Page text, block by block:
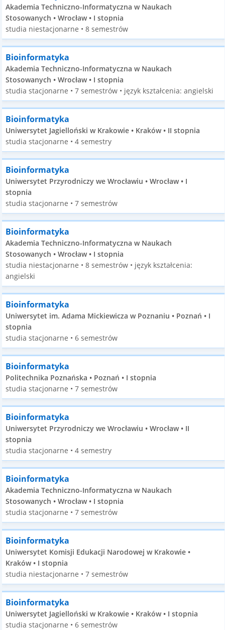
Akademia Techniczno-Informatyczna w Naukach
Stosowanych • Wrocław • I stopnia
studia niestacjonarne • 8 semestrów
Bioinformatyka
Akademia Techniczno-Informatyczna w Naukach
Stosowanych • Wrocław • I stopnia
studia stacjonarne • 7 semestrów • język kształcenia: angielski
Bioinformatyka
Uniwersytet Jagielloński w Krakowie • Kraków • II stopnia
studia stacjonarne • 4 semestry
Bioinformatyka
Uniwersytet Przyrodniczy we Wrocławiu • Wrocław • I
stopnia
studia stacjonarne • 7 semestrów
Bioinformatyka
Akademia Techniczno-Informatyczna w Naukach
Stosowanych • Wrocław • I stopnia
studia niestacjonarne • 8 semestrów • język kształcenia:
angielski
Bioinformatyka
Uniwersytet im. Adama Mickiewicza w Poznaniu • Poznań • I
stopnia
studia stacjonarne • 6 semestrów
Bioinformatyka
Politechnika Poznańska • Poznań • I stopnia
studia stacjonarne • 7 semestrów
Bioinformatyka
Uniwersytet Przyrodniczy we Wrocławiu • Wrocław • II
stopnia
studia stacjonarne • 4 semestry
Bioinformatyka
Akademia Techniczno-Informatyczna w Naukach
Stosowanych • Wrocław • I stopnia
studia stacjonarne • 7 semestrów
Bioinformatyka
Uniwersytet Komisji Edukacji Narodowej w Krakowie •
Kraków • I stopnia
studia niestacjonarne • 7 semestrów
Bioinformatyka
Uniwersytet Jagielloński w Krakowie • Kraków • I stopnia
studia stacjonarne • 6 semestrów